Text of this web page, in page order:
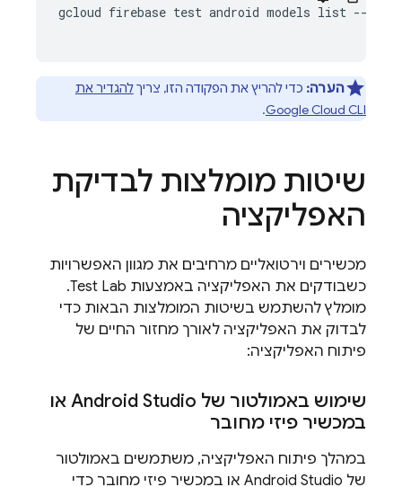
gcloud firebase test android models list --
הערה: כדי להריץ את הפקודה הזו, צריךלהגדיר את
Google Cloud CLI
.
שיטות מומלצות לבדיקת
האפליקציה
מכשירים וירטואליים מרחיבים את מגוון האפשרויות
כשבודקים את האפליקציה באמצעות Test Lab
.
מומלץ להשתמש בשיטות המומלצות הבאות כדי
לבדוק את האפליקציה לאורך מחזור החיים של
פיתוח האפליקציה:
שימוש באמולטור של Android Studio או
במכשיר פיזי מחובר
במהלך פיתוח האפליקציה, משתמשים באמולטור
של Android Studio או במכשיר פיזי מחובר כדי